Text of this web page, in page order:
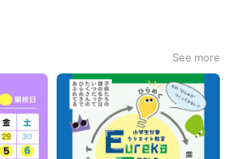
で配信中!!)
See more